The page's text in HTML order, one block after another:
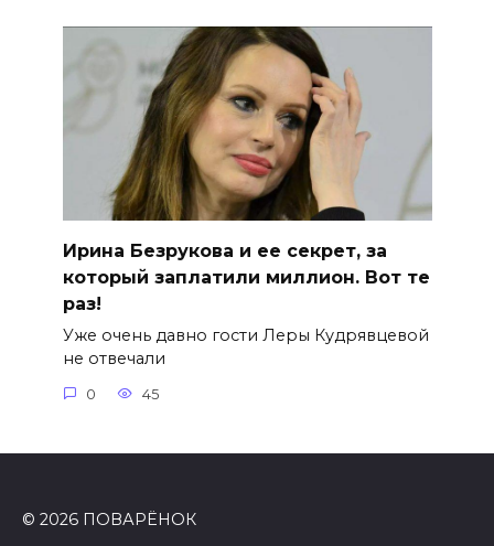
Ирина Безрукова и ее секрет, за
который заплатили миллион. Вот те
раз!
Уже очень давно гости Леры Кудрявцевой
не отвечали
0 45
© 2026 ПОВАРЁНОК